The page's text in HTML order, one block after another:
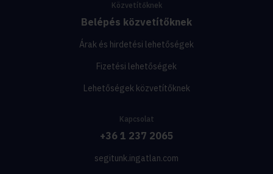
Közvetítőknek
Belépés közvetítőknek
Árak és hirdetési lehetőségek
Fizetési lehetőségek
Lehetőségek közvetítőknek
Kapcsolat
+36 1 237 2065
segitunk.ingatlan.com